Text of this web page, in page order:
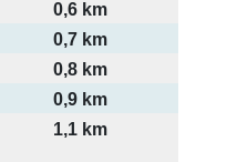
0,6 km
0,7 km
0,8 km
0,9 km
1,1 km